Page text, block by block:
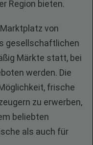
Region bieten.
von
gesellschaftlichen
Märkte statt, bei
werden. Die
frische
zu erwerben,
beliebten
als auch für